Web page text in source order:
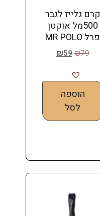
קרם גלייז לגבר
500מל אוקטן
פרל MR POLO
₪79
₪59
הוספה
לסל